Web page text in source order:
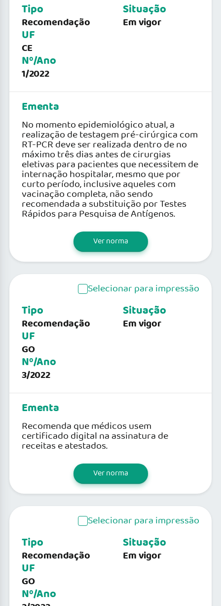
Tipo
Recomendação
UF
CE
Nº/Ano
1/2022
Situação
Em vigor
Ementa
No momento epidemiológico atual, a
realização de testagem pré-cirúrgica com
RT-PCR deve ser realizada dentro de no
máximo três dias antes de cirurgias
eletivas para pacientes que necessitem de
internação hospitalar, mesmo que por
curto período, inclusive aqueles com
vacinação completa, não sendo
recomendada a substituição por Testes
Rápidos para Pesquisa de Antígenos.
Ver norma
Selecionar para impressão
Tipo
Recomendação
UF
GO
Nº/Ano
3/2022
Situação
Em vigor
Ementa
Recomenda que médicos usem
certificado digital na assinatura de
receitas e atestados.
Ver norma
Selecionar para impressão
Tipo
Recomendação
UF
GO
Nº/Ano
Situação
Em vigor